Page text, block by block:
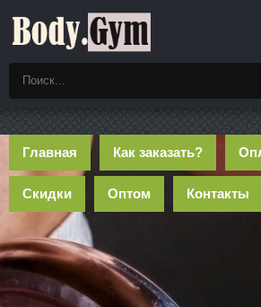
Главная Как заказать?
Скидки Оптом Контакты